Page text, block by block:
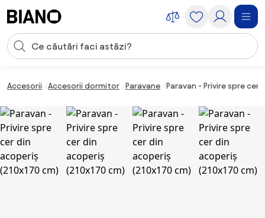
Introducerea căutării
Accesorii Accesorii dormitor Paravane Paravan - Privire spre cer